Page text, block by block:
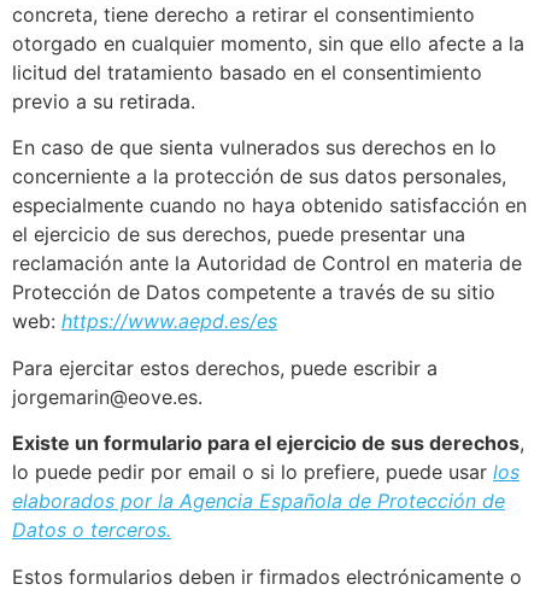
concreta, tiene derecho a retirar el consentimiento
otorgado en cualquier momento, sin que ello afecte a la
licitud del tratamiento basado en el consentimiento
previo a su retirada.
En caso de que sienta vulnerados sus derechos en lo
concerniente a la protección de sus datos personales,
especialmente cuando no haya obtenido satisfacción en
el ejercicio de sus derechos, puede presentar una
reclamación ante la Autoridad de Control en materia de
Protección de Datos competente a través de su sitio
web: https://www.aepd.es/es
Para ejercitar estos derechos, puede escribir a
jorgemarin@eove.es.
Existe un formulario para el ejercicio de sus derechos,
lo puede pedir por email o si lo prefiere, puede usar los
elaborados por la Agencia Española de Protección de
Datos o terceros.
Estos formularios deben ir firmados electrónicamente o